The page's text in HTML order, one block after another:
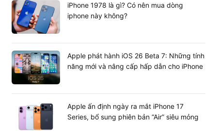
iPhone 1978 là gì? Có nên mua dòng
iphone này không?
Apple phát hành iOS 26 Beta 7: Những tính
năng mới và nâng cấp hấp dẫn cho iPhone
Apple ấn định ngày ra mắt iPhone 17
Series, bổ sung phiên bản “Air” siêu mỏng